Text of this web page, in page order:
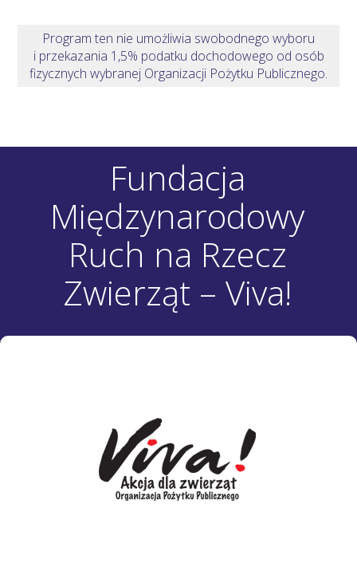
Program ten nie umożliwia swobodnego wyboru
i przekazania 1,5% podatku dochodowego od osób
fizycznych wybranej Organizacji Pożytku Publicznego.
Fundacja
Międzynarodowy
Ruch na Rzecz
Zwierząt – Viva!